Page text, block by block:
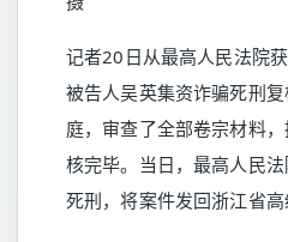
记者20日从最高人民法院
被告人吴英集资诈骗死刑
庭，审查了全部卷宗材料
核完毕。当日，最高人民
死刑，将案件发回浙江省高